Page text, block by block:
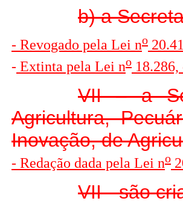
b) a
- Revogado pela Lei no
- Extinta pela Lei no
VII – a
Agricultura,
Inovação, de
- Redação dada pela Lei no
VII - são